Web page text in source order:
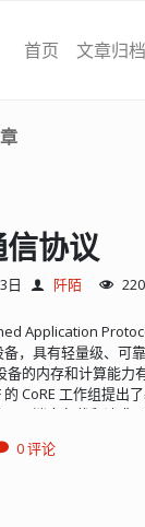
首页 文章归档
信协议
日 阡陌
Application
，具有轻量级、可
备的内存和计算能力
CoRE 工作组提出
：消息负载和请求/
管理请求/响应交互
个 CoAP 消息都有一
0 评论